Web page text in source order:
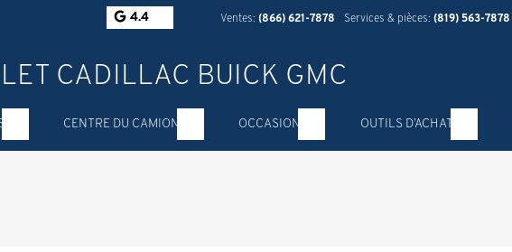
4.4 Ventes: (866) 621-7878 Services & pièces: (819) 563-7878
CENTRE DU CAMION OCCASION OUTILS D’ACHAT